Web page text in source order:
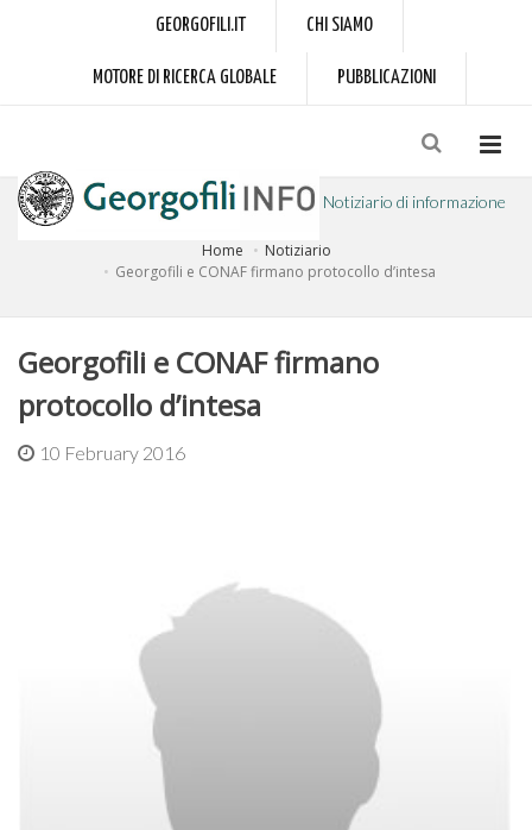
GEORGOFILI.IT CHI SIAMO
MOTORE DI RICERCA GLOBALE PUBBLICAZIONI
Notiziario di informazione
a cura dell'Accademia dei Georgofili
Home
Notiziario
Georgofili e CONAF firmano protocollo d’intesa
Georgofili e CONAF firmano
protocollo d’intesa
10 February 2016